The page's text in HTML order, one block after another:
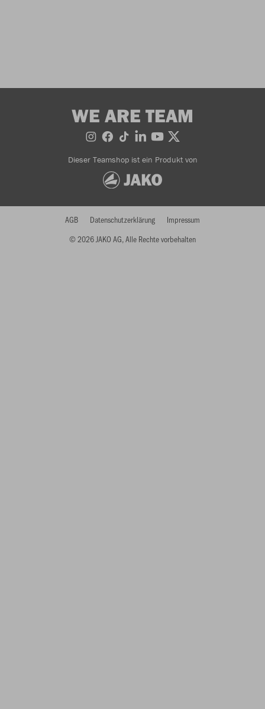
WE ARE TEAM
Dieser Teamshop ist ein Produkt von
© 2026 JAKO AG, Alle Rechte vorbehalten
AGB Datenschutzerklärung Impressum